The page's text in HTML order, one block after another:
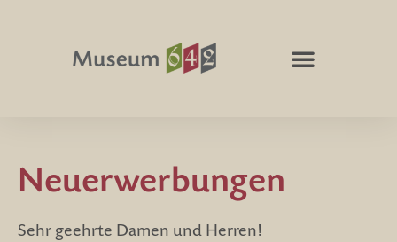
Neuerwerbungen
Sehr geehrte Damen und Herren!